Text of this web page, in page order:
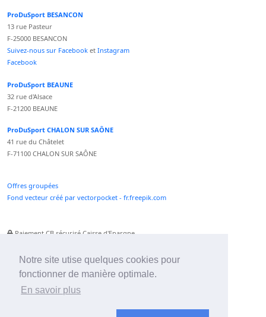
Notre site utise quelques cookies pour
fonctionner de manière optimale.
En savoir plus
ProDuSport BESANCON
13 rue Pasteur
F-25000 BESANCON
Suivez-nous sur Facebook et Instagram
Facebook
ProDuSport BEAUNE
32 rue d'Alsace
F-21200 BEAUNE
ProDuSport CHALON SUR SAÔNE
41 rue du Châtelet
F-71100 CHALON SUR SAÔNE
Offres groupées
Fond vecteur créé par vectorpocket - fr.freepik.com
Paiement CB sécurisé Caisse d'Epargne
Paiement Paypal accepté